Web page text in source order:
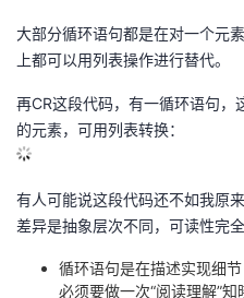
大部分循环语句都是在对一个元
上都可以用列表操作进行替代。
再CR这段代码，有一循环语句，
的元素，可用列表转换：
有人可能说这段代码还不如我原
差异是抽象层次不同，可读性完全
循环语句是在描述实现细节
必须要做一次“阅读理解”